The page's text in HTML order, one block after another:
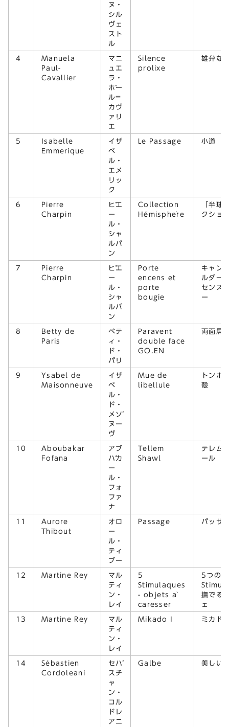
ヌ・
シル
ヴェ
スト
ル
4
Manuela
Paul-
Cavallier
マニ
ュエ
ラ・
ポー
ル=
カヴ
ァリ
エ
Silence
prolixe
雄弁な
5
Isabelle
Emmerique
イザ
ベ
ル・
エメ
リッ
ク
Le Passage 小道
6
Pierre
Charpin
ピエ
ー
ル・
シャ
ルパ
ン
Collection
Hémisphère
「半球
クショ
7
Pierre
Charpin
ピエ
ー
ル・
シャ
ルパ
ン
Porte
encens et
porte
bougie
キャン
ルダー
センス
ー
8
Betty de
Paris
ベテ
ィ・
ド・
パリ
Paravent
double face
GO.EN
両面屏
9
Ysabel de
Maisonneuve
イザ
ベ
ル・
ド・
メゾ
ヌー
ヴ
Mue de
libellule
トンボ
殻
10
Aboubakar
Fofana
アブ
バカ
ー
ル・
フォ
ファ
ナ
Tellem
Shawl
テレム
ール
11
Aurore
Thibout
オロ
ー
ル・
ティ
ブー
Passage パッサ
12 Martine Rey
マル
ティ
ン・
レイ
5
Stimulaques
- objets à
caresser
5つの
撫でる
ェ
13 Martine Rey
マル
ティ
ン・
レイ
Mikado I ミカド I
14
Sébastien
Cordoleani
セバ
スチ
ャ
ン・
コル
ドレ
アニ
Galbe 美しい